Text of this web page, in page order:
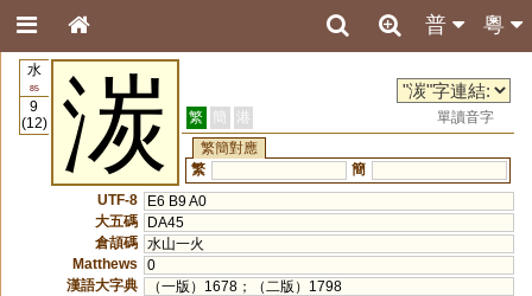
粵
普
水
85
9
(12)
湠 繁 簡 港
單讀音字
繁簡對應
繁
簡
UTF-8
E6 B9 A0
大五碼
DA45
倉頡碼 水山一火
Matthews
0
漢語大字典
（一版）1678；（二版）1798